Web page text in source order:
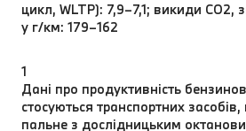
цикл, WLTP): 7,9–7,1; викиди CO2,
у г/км: 179–162
1
Дані про продуктивність
стосуються транспортних
пальне з дослідницьким